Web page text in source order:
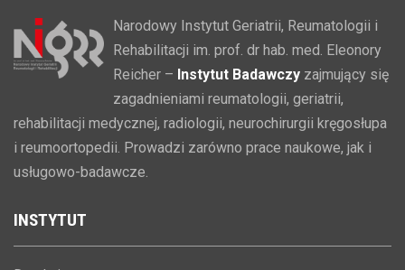
Narodowy Instytut Geriatrii, Reumatologii i
Rehabilitacji im. prof. dr hab. med. Eleonory
Reicher – Instytut Badawczy zajmujący się
zagadnieniami reumatologii, geriatrii,
rehabilitacji medycznej, radiologii, neurochirurgii kręgosłupa
i reumoortopedii. Prowadzi zarówno prace naukowe, jak i
usługowo-badawcze.
INSTYTUT